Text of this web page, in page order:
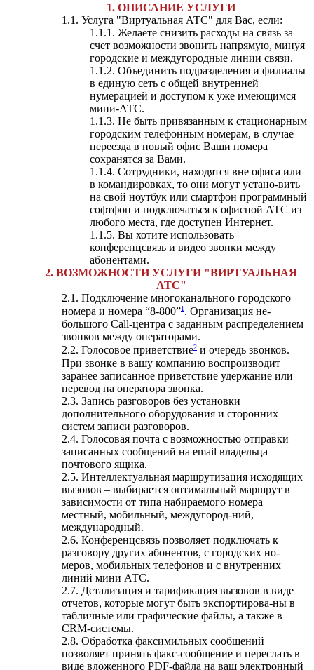
1. ОПИСАНИЕ УСЛУГИ
1.1. Услуга "Виртуальная АТС" для Вас, если:
1.1.1. Желаете снизить расходы на связь за
счет возможности звонить напрямую, минуя
городские и междугородные линии связи.
1.1.2. Объединить подразделения и филиалы
в единую сеть с общей внутренней
нумерацией и доступом к уже имеющимся
мини-АТС.
1.1.3. Не быть привязанным к стационарным
городским телефонным номерам, в случае
переезда в новый офис Ваши номера
сохранятся за Вами.
1.1.4. Сотрудники, находятся вне офиса или
в командировках, то они могут устано-вить
на свой ноутбук или смартфон программный
софтфон и подключаться к офисной АТС из
любого места, где доступен Интернет.
1.1.5. Вы хотите использовать
конференцсвязь и видео звонки между
абонентами.
2. ВОЗМОЖНОСТИ УСЛУГИ "ВИРТУАЛЬНАЯ
АТС"
2.1. Подключение многоканального городского
номера и номера “8-800”1 . Организация не-
большого Call-центра с заданным распределением
звонков между операторами.
2.2. Голосовое приветствие2 и очередь звонков.
При звонке в вашу компанию воспроизводит
заранее записанное приветствие удержание или
перевод на оператора звонка.
2.3. Запись разговоров без установки
дополнительного оборудования и сторонних
систем записи разговоров.
2.4. Голосовая почта с возможностью отправки
записанных сообщений на email владельца
почтового ящика.
2.5. Интеллектуальная маршрутизация исходящих
вызовов – выбирается оптимальный маршрут в
зависимости от типа набираемого номера
местный, мобильный, междугород-ний,
международный.
2.6. Конференцсвязь позволяет подключать к
разговору других абонентов, с городских но-
меров, мобильных телефонов и с внутренних
линий мини АТС.
2.7. Детализация и тарификация вызовов в виде
отчетов, которые могут быть экспортирова-ны в
табличные или графические файлы, а также в
CRM-системы.
2.8. Обработка факсимильных сообщений
позволяет принять факс-сообщение и переслать в
виде вложенного PDF-файла на ваш электронный